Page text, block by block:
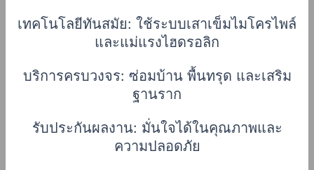
เทคโนโลยีทันสมัย: ใช้ระบบเสาเข็มไมโครไพล์
และแม่แรงไฮดรอลิก
บริการครบวงจร: ซ่อมบ้าน พื้นทรุด และเสริม
ฐานราก
รับประกันผลงาน: มั่นใจได้ในคุณภาพและ
ความปลอดภัย